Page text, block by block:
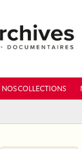
NOS COLLECTIONS